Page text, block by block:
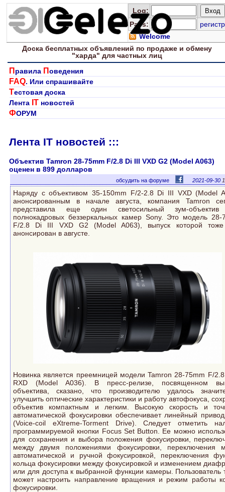
Log:
Pass:
регистр
Welcome
Доска бесплатныхобъявлений по продаже и обмену
"харда" для частных лиц
П равила Поведения
FAQ. Или спрашивайте
Тестовая доска
Лента IT новостей
ФОРУМ
Лента IT новостей :::
Объектив Tamron 28-75mm F/2.8 Di III VXD G2 (Model A063)
оценен в 899 долларов
обсудить на форуме 2021-09-30
Наряду с объективом 35-150mm F/2-2.8 Di III VXD (Model
анонсированным в начале августа, компания Tamron
представила еще один светосильный зум-
полнокадровых беззеркальных камер Sony. Это модель 28-
F/2.8 Di III VXD G2 (Model A063), выпуск которой
анонсирован в августе.
Новинка является преемницей модели Tamron 28-75mm F/
RXD (Model A036). В пресс-релизе, посвященном
объектива, сказано, что производителю удалось
улучшить оптические характеристики и работу автофокуса,
объектив компактным и легким. Высокую скорость и
автоматической фокусировки обеспечивает линейный
(Voice-coil eXtreme-Torment Drive). Следует отметить
программируемой кнопки Focus Set Button. Ее можно
для сохранения и выбора положения фокусировки,
между двумя положениями фокусировки, переключения
автоматической и ручной фокусировкой, переключения
кольца фокусировки между фокусировкой и изменением
или для доступа к выбранной функции камеры. Пользователь
может настроить направление вращения и режим работы
фокусировки.